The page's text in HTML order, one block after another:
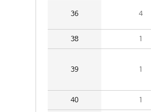
36 4
38 1
39 1
40 1